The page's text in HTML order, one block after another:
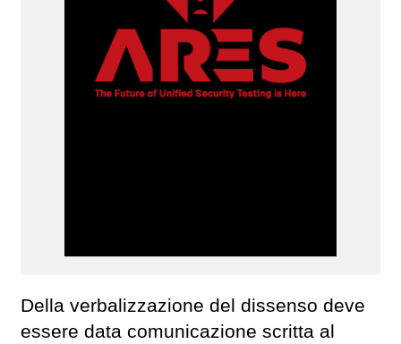
Della verbalizzazione del dissenso deve
essere data comunicazione scritta al